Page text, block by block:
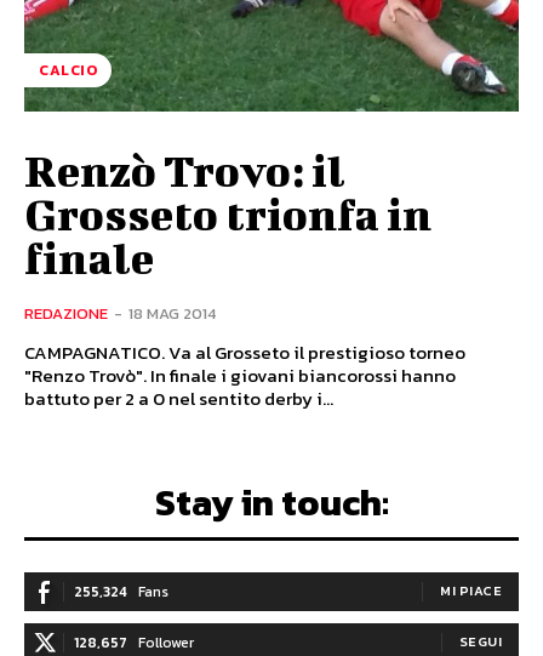
CALCIO
Renzò Trovo: il
Grosseto trionfa in
finale
REDAZIONE - 18 MAG 2014
CAMPAGNATICO. Va al Grosseto il prestigioso torneo
"Renzo Trovò". In finale i giovani biancorossi hanno
battuto per 2 a 0 nel sentito derby i...
Stay in touch:
255,324 Fans MI PIACE
128,657 Follower SEGUI